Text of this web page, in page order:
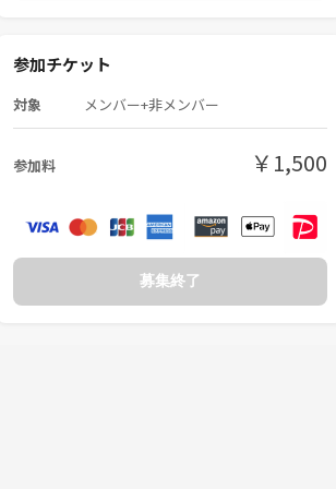
参加チケット
対象 メンバー+非メンバー
参加料 ￥1,500
募集終了